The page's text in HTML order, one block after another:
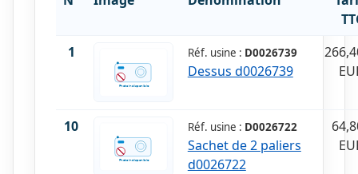
1
Réf. usine : D0026739
Dessus d0026739
10 Réf. usine : D0026722
Sachet de 2 paliers
d0026722